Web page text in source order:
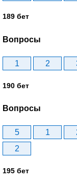
189 бет
Вопросы
1 2
190 бет
Вопросы
5 1
2
195 бет